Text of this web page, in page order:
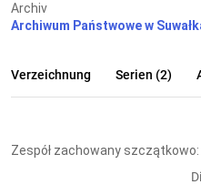
Archiv
Archiwum Państwowe w
Verzeichnung Serien (2)
Zespół zachowany szczątkowo: